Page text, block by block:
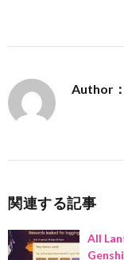
Author
関連する記事
All